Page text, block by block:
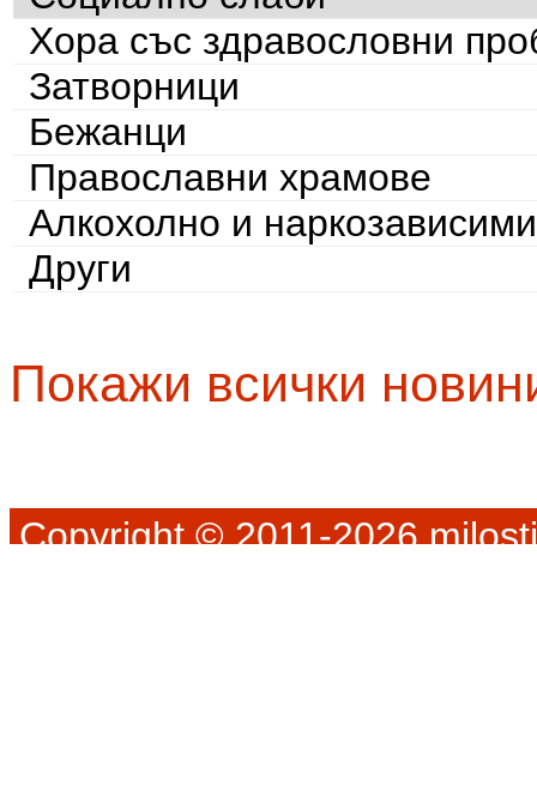
Хора със здравословни
Затворници
Бежанци
Православни храмове
Алкохолно и наркозависими
Други
Покажи всички
Copyright © 2011-2026